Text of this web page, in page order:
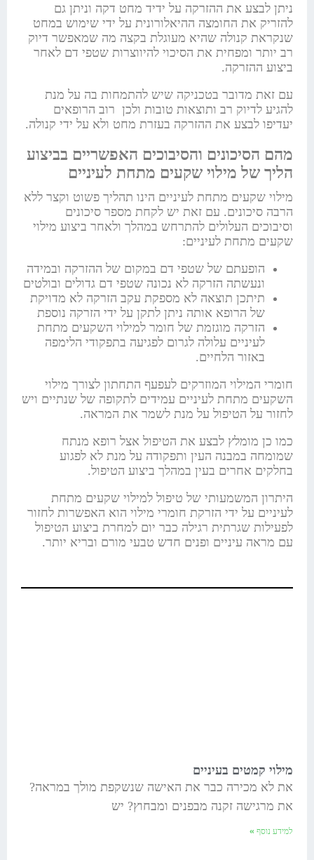
ניתן לבצע את ההזרקה על ידיד מחט דקה וניתן גם
להזריק את החומצה ההיאלורונית על ידי שימוש במחט
שנקראת קנולה שהיא מעוגלת בקצה מה שמאפשר דיוק
רב יותר ומפחית את הסיכוי להיווצרות שטפי דם לאחר
ביצוע ההזרקה.
עם זאת מדובר בטכניקה שיש להתמחות בה על מנת
להגיע לדיוק רב ותוצאות טובות ולכן רוב הרופאים
יעדיפו לבצע את ההזרקה בעזרת מחט ולא על ידי קנולה.
מהם הסיכונים והסיבוכים האפשריים בביצוע
הליך של מילוי שקעים מתחת לעיניים
מילוי שקעים מתחת לעיניים הינו תהליך פשוט וקצר ללא
הרבה סיכונים. עם זאת יש לקחת מספר סיכונים
וסיבוכים העלולים להתרחש במהלך ולאחר ביצוע מילוי
שקעים מתחת לעיניים:
הופעתם של שטפי דם במקום של ההזרקה ובמידה
ונעשתה הזרקה לא נכונה שטפי דם גדולים ובולטים
תיתכן תוצאה לא מספקת עקב הזרקה לא מדויקת
של הרופא אותה ניתן לתקן על ידי הזרקה נוספת
הזרקה מוגזמת של חומר למילוי השקעים מתחת
לעיניים עלולה לגרום לפגיעה בתפקודי הלימפה
באזור הלחיים.
חומרי המילוי המוזרקים לעפעף התחתון לצורך מילוי
השקעים מתחת לעיניים עמידים לתקופה של שנתיים ויש
לחזור על הטיפול על מנת לשמר את המראה.
כמו כן מומלץ לבצע את הטיפול אצל רופא מנתח
שמומחה במבנה העין ותפקודה על מנת לא לפגוע
בחלקים אחרים בעין במהלך ביצוע הטיפול.
היתרון המשמעותי של טיפול למילוי שקעים מתחת
לעיניים על ידי הזרקת חומרי מילוי הוא האפשרות לחזור
לפעילות שגרתית רגילה כבר יום למחרת ביצוע הטיפול
עם מראה עיניים ופנים חדש טבעי מורם ובריא יותר.
מילוי קמטים בעיניים
את לא מכירה כבר את האישה שנשקפת מולך במראה?
את מרגישה זקנה מבפנים ומבחוץ? יש
למידע נוסף »